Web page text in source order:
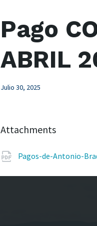
Pago
ABRIL
Julio 30, 2025
Attachments
Pagos-de-Antonio-